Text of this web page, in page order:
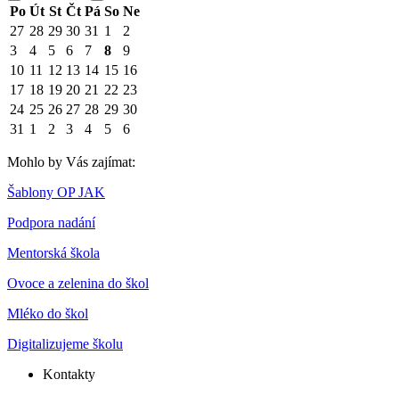
Po Út St Čt Pá So Ne
27 28 29 30 31 1
2
3
4 5 6 7 8
9
10 11 12 13 14 15 16
17 18 19 20 21 22 23
24 25 26 27 28 29 30
31 1 2 3 4 5 6
Mohlo by Vás zajímat:
Šablony OP JAK
Podpora nadání
Mentorská škola
Ovoce a zelenina do škol
Mléko do škol
Digitalizujeme školu
Kontakty